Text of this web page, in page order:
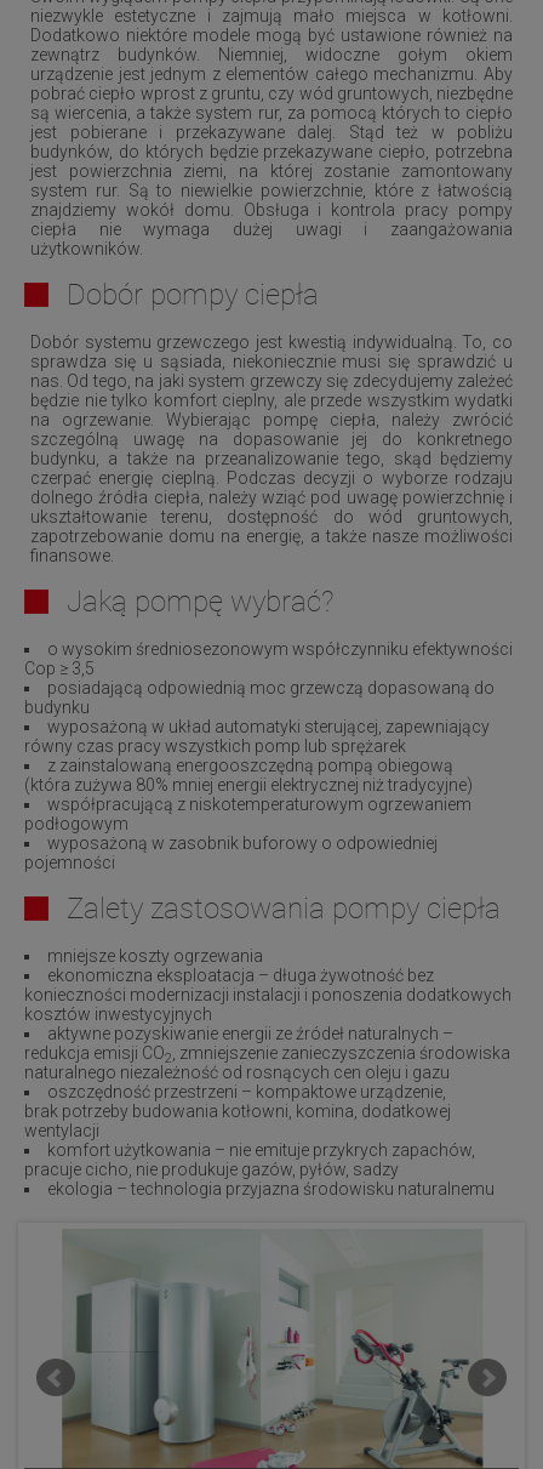
niezwykle estetyczne i zajmują mało miejsca w kotłowni.
Dodatkowo niektóre modele mogą być ustawione również na
zewnątrz budynków. Niemniej, widoczne gołym okiem
urządzenie jest jednym z elementów całego mechanizmu. Aby
pobrać ciepło wprost z gruntu, czy wód gruntowych, niezbędne
są wiercenia, a także system rur, za pomocą których to ciepło
jest pobierane i przekazywane dalej. Stąd też w pobliżu
budynków, do których będzie przekazywane ciepło, potrzebna
jest powierzchnia ziemi, na której zostanie zamontowany
system rur. Są to niewielkie powierzchnie, które z łatwością
znajdziemy wokół domu. Obsługa i kontrola pracy pompy
ciepła nie wymaga dużej uwagi i zaangażowania
użytkowników.
Dobór pompy ciepła
Dobór systemu grzewczego jest kwestią indywidualną. To, co
sprawdza się u sąsiada, niekoniecznie musi się sprawdzić u
nas. Od tego, na jaki system grzewczy się zdecydujemy zależeć
będzie nie tylko komfort cieplny, ale przede wszystkim wydatki
na ogrzewanie. Wybierając pompę ciepła, należy zwrócić
szczególną uwagę na dopasowanie jej do konkretnego
budynku, a także na przeanalizowanie tego, skąd będziemy
czerpać energię cieplną. Podczas decyzji o wyborze rodzaju
dolnego źródła ciepła, należy wziąć pod uwagę powierzchnię i
ukształtowanie terenu, ­dostępność do wód gruntowych,
zapotrzebowanie domu na energię, a także nasze możliwości
finansowe.
Jaką pompę wybrać?
o wysokim średniosezonowym współczynniku efektywności
Cop ≥ 3,5
posiadającą odpowiednią moc grzewczą dopasowaną do
budynku
wyposażoną w układ automatyki sterującej, zapewniający
równy czas pracy wszystkich pomp lub sprężarek
z zainstalowaną energooszczędną pompą obiegową
(która zużywa 80% mniej energii elektrycznej niż tradycyjne)
współpracującą z niskotemperaturowym ogrzewaniem
podłogowym
wyposażoną w zasobnik buforowy o odpowiedniej
pojemności
Zalety zastosowania pompy ciepła
mniejsze koszty ogrzewania
ekonomiczna eksploatacja – długa żywotność bez
konieczności modernizacji instalacji i ponoszenia dodatkowych
kosztów inwestycyjnych
aktywne pozyskiwanie energii ze źródeł naturalnych –
redukcja emisji CO2, zmniejszenie zanieczyszczenia środowiska
naturalnego niezależność od rosnących cen oleju i gazu
oszczędność przestrzeni – kompaktowe urządzenie,
brak potrzeby budowania kotłowni, komina, dodatkowej
wentylacji
komfort użytkowania – nie emituje przykrych zapachów,
pracuje cicho, nie produkuje gazów, pyłów, sadzy
ekologia – technologia przyjazna środowisku naturalnemu